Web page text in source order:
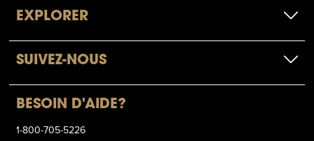
EXPLORER
SUIVEZ-NOUS
BESOIN D'AIDE?
1-800-705-5226